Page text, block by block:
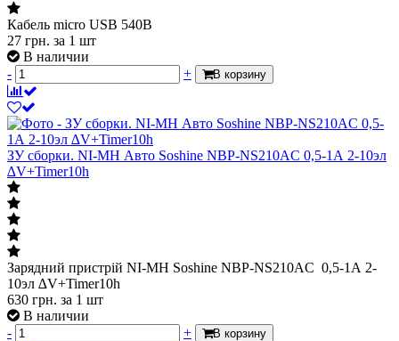
Кабель micro USB 540B
27 грн. за 1 шт
В наличии
-
+ В корзину
ЗУ сборки. NI-MH Авто Soshine NBP-NS210AC 0,5-1А 2-10эл
∆V+Timer10h
Зарядний пристрій NI-MH Soshine NBP-NS210AC 0,5-1А 2-
10эл ∆V+Timer10h
630 грн. за 1 шт
В наличии
-
+ В корзину